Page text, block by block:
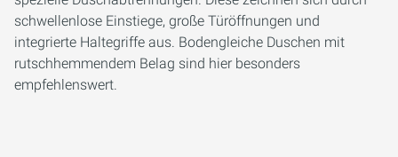
schwellenlose Einstiege, große Türöffnungen und
integrierte Haltegriffe aus. Bodengleiche Duschen mit
rutschhemmendem Belag sind hier besonders
empfehlenswert.